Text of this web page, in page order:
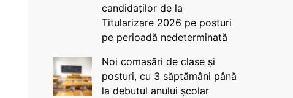
candidaților de la
Titularizare 2026 pe posturi
pe perioadă nedeterminată
Noi comasări de clase și
posturi, cu 3 săptămâni până
la debutul anului școlar